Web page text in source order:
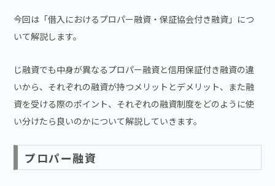
今回は「借入におけるプロパー融資・保証協会付き融資」につ
いて解説します。
じ融資でも中身が異なるプロパー融資と信用保証付き融資の違
いから、それぞれの融資が持つメリットとデメリット、また融
資を受ける際のポイント、それぞれの融資制度をどのように使
い分けたら良いのかについて解説していきます。
プロパー融資